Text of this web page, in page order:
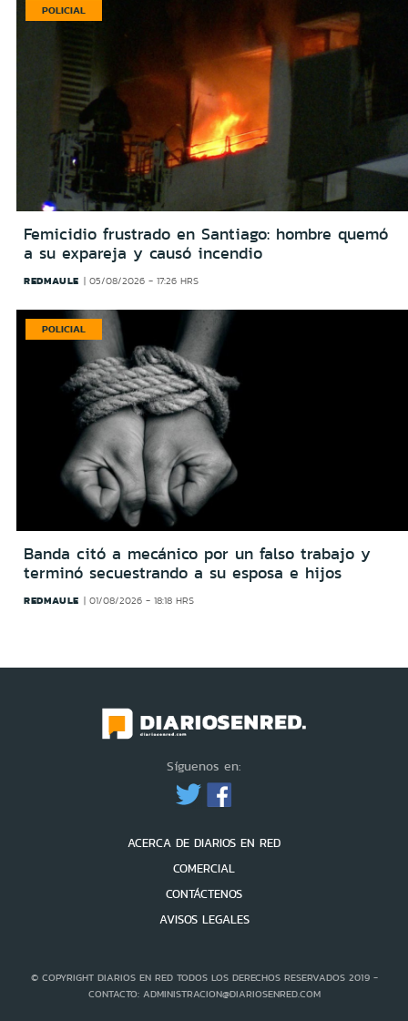
POLICIAL
Femicidio frustrado en Santiago: hombre quemó
a su expareja y causó incendio
REDMAULE 05/08/2026 - 17:26 HRS
POLICIAL
Banda citó a mecánico por un falso trabajo y
terminó secuestrando a su esposa e hijos
REDMAULE 01/08/2026 - 18:18 HRS
Síguenos en:
ACERCA DE DIARIOS EN RED
COMERCIAL
CONTÁCTENOS
AVISOS LEGALES
© COPYRIGHT DIARIOS EN RED TODOS LOS DERECHOS RESERVADOS 2019 -
CONTACTO: ADMINISTRACION@DIARIOSENRED.COM